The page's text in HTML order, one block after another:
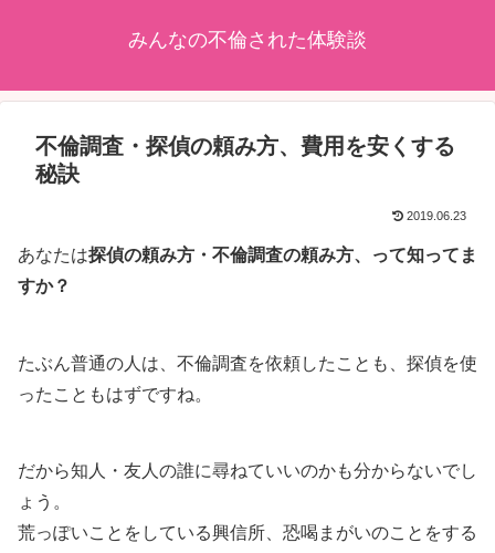
みんなの不倫された体験談
不倫調査・探偵の頼み方、費用を安くする
秘訣
2019.06.23
あなたは探偵の頼み方・不倫調査の頼み方、って知ってま
すか？
たぶん普通の人は、不倫調査を依頼したことも、探偵を使
ったこともはずですね。
だから知人・友人の誰に尋ねていいのかも分からないでし
ょう。
荒っぽいことをしている興信所、恐喝まがいのことをする